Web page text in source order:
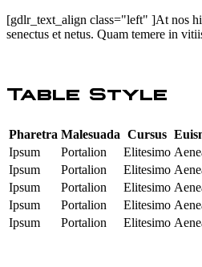
[gdlr_text_align class="left" ]At nos
senectus et netus. Quam temere in
Table Style
Pharetra Malesuada Cursus
Ipsum
Portalion Elitesimo
Ipsum
Portalion Elitesimo
Ipsum
Portalion Elitesimo
Ipsum
Portalion Elitesimo
Ipsum
Portalion Elitesimo